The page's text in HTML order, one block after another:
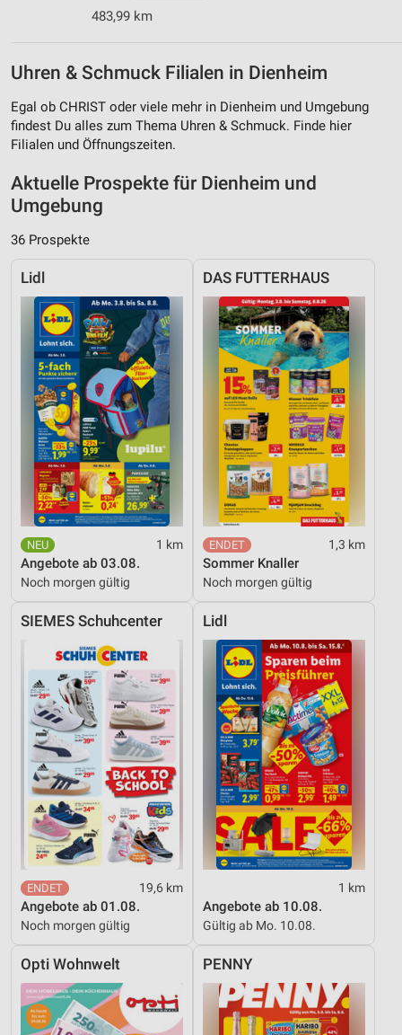
483,99 km
Uhren & Schmuck Filialen in Dienheim
Egal ob CHRIST oder viele mehr in Dienheim und Umgebung
findest Du alles zum Thema Uhren & Schmuck. Finde hier
Filialen und Öffnungszeiten.
Aktuelle Prospekte für Dienheim und
Umgebung
36 Prospekte
Lidl
1 km
Angebote ab 03.08.
Noch morgen gültig
DAS FUTTERHAUS
1,3 km
Sommer Knaller
Noch morgen gültig
SIEMES Schuhcenter
19,6 km
Angebote ab 01.08.
Noch morgen gültig
Lidl
1 km
Angebote ab 10.08.
Gültig ab Mo. 10.08.
Opti Wohnwelt PENNY